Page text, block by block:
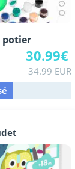
potier
30.99€
34.99 EUR